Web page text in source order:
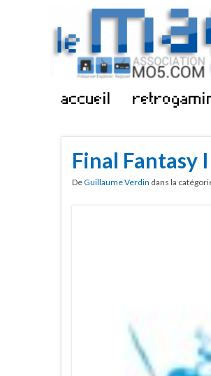
accueil
Final Fantasy
DeGuillaume Verdin dans la